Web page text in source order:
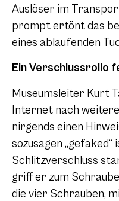
Auslöser im
prompt ertönt das
eines ablaufenden
Ein Verschlussrollo
Museumsleiter Kurt
Internet nach
nirgends einen
sozusagen
Schlitzverschluss
griff er zum
die vier Schrauben,